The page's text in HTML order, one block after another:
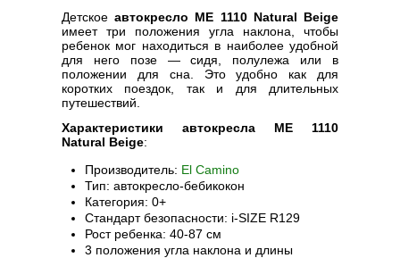
Детскоеавтокресло ME 1110 Natural Beige
имеет три положения угла наклона, чтобы
ребенок мог находиться в наиболее удобной
для него позе — сидя, полулежа или в
положении для сна. Это удобно как для
коротких поездок, так и для длительных
путешествий.
Характеристики автокресла ME 1110
Natural Beige:
Производитель: El Camino
Тип: автокресло-бебикокон
Категория: 0+
Стандарт безопасности: i-SIZE R129
Рост ребенка: 40-87 см
3 положения угла наклона и длины